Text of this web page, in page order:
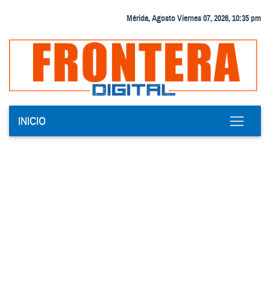
Mérida, Agosto Viernes 07, 2026, 10:35 pm
INICIO